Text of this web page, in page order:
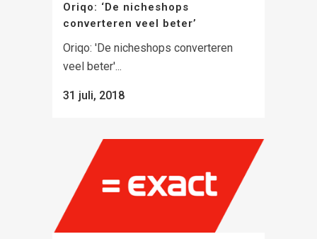
Oriqo: ‘De nicheshops
converteren veel beter’
Oriqo: 'De nicheshops converteren
veel beter'...
31 juli, 2018